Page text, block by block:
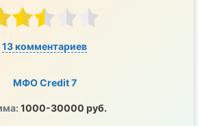
13 комментариев
МФО Credit 7
1000-30000 руб.